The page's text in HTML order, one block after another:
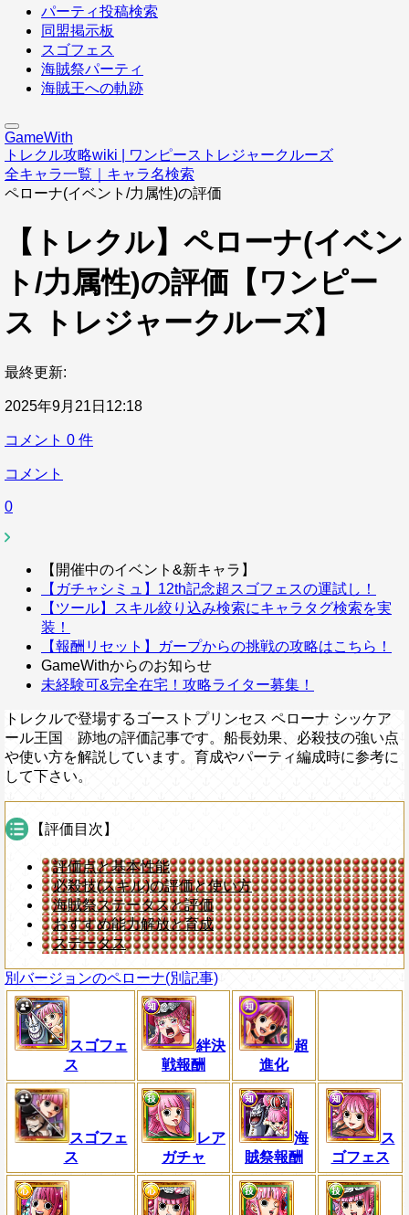
パーティ投稿検索
同盟掲示板
スゴフェス
海賊祭パーティ
海賊王への軌跡
GameWith
トレクル攻略wiki | ワンピーストレジャークルーズ
全キャラ一覧｜キャラ名検索
ペローナ(イベント/力属性)の評価
【トレクル】ペローナ(イベン
ト/力属性)の評価【ワンピー
ス トレジャークルーズ】
最終更新:
2025年9月21日12:18
コメント 0 件
コメント
0
【開催中のイベント&新キャラ】
【ガチャシミュ】12th記念超スゴフェスの運試し！
【ツール】スキル絞り込み検索にキャラタグ検索を実
装！
【報酬リセット】ガープからの挑戦の攻略はこちら！
GameWithからのお知らせ
未経験可&完全在宅！攻略ライター募集！
トレクルで登場するゴーストプリンセス ペローナ シッケア
ール王国 跡地の評価記事です。船長効果、必殺技の強い点
や使い方を解説しています。育成やパーティ編成時に参考に
して下さい。
【評価目次】
評価点と基本性能
必殺技(スキル)の評価と使い方
海賊祭ステータスと評価
おすすめ能力解放と育成
ステータス
別バージョンのペローナ(別記事)
スゴフェ
ス
絆決
戦報酬
超
進化
スゴフェ
ス
レア
ガチャ
海
賊祭報酬
ス
ゴフェス